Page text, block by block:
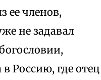
ее членов,
не задавал
Россию, где отец